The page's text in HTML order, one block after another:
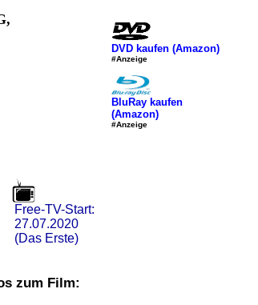
DVD kaufen (Amazon)
#Anzeige
BluRay kaufen
(Amazon)
#Anzeige
Free-TV-Start:
27.07.2020
(Das Erste)
zum Film: